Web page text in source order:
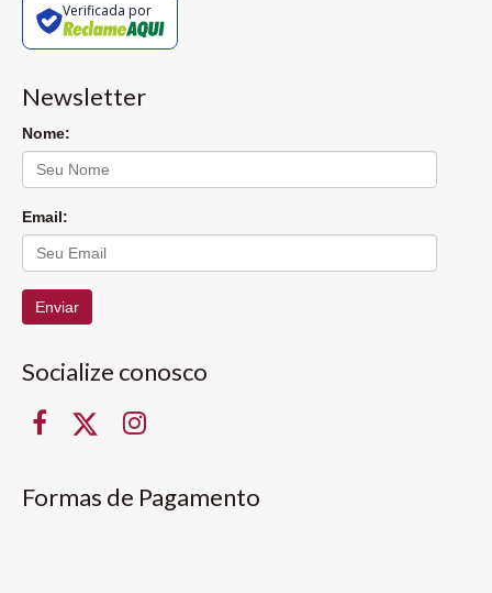
Verificada por
Newsletter
Nome:
Email:
Enviar
Socialize conosco
Formas de Pagamento